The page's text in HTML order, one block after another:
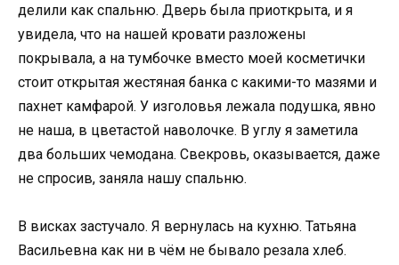
делили как спальню. Дверь была приоткрыта, и я
увидела, что на нашей кровати разложены
покрывала, а на тумбочке вместо моей косметички
стоит открытая жестяная банка с какими-то мазями и
пахнет камфарой. У изголовья лежала подушка, явно
не наша, в цветастой наволочке. В углу я заметила
два больших чемодана. Свекровь, оказывается, даже
не спросив, заняла нашу спальню.
В висках застучало. Я вернулась на кухню. Татьяна
Васильевна как ни в чём не бывало резала хлеб.